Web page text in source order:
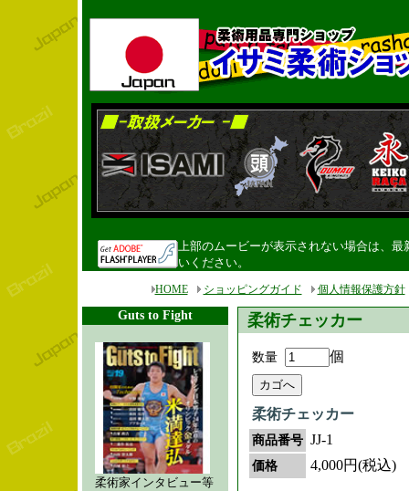
上部のムービーが表示されない場合は、最
いください。
HOME ショッピングガイド 個人情報保護方針
Guts to Fight
柔術家インタビュー等
柔術チェッカー
数量 個
柔術チェッカー
商品番号 JJ-1
価格 4,000円(税込)